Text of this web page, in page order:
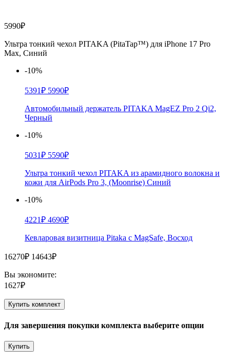
5990₽
Ультра тонкий чехол PITAKA (PitaTap™) для iPhone 17 Pro
Max, Синий
-10%
5391₽ 5990₽
Автомобильный держатель PITAKA MagEZ Pro 2 Qi2,
Черный
-10%
5031₽ 5590₽
Ультра тонкий чехол PITAKA из арамидного волокна и
кожи для AirPods Pro 3, (Moonrise) Синий
-10%
4221₽ 4690₽
Кевларовая визитница Pitaka с MagSafe, Восход
16270₽ 14643₽
Вы экономите:
1627₽
Купить комплект
Для завершения покупки комплекта выберите опции
Купить